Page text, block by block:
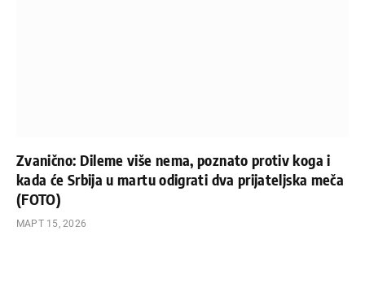
Zvanično: Dileme više nema, poznato protiv koga i
kada će Srbija u martu odigrati dva prijateljska meča
(FOTO)
МАРТ 15, 2026